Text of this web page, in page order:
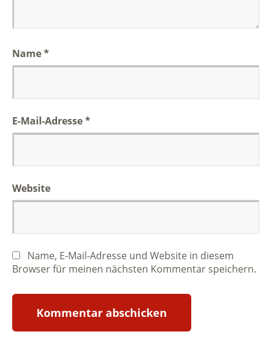
Name*
E-Mail-Adresse*
Website
Name, E-Mail-Adresse und Website in diesem
Browser für meinen nächsten Kommentar speichern.